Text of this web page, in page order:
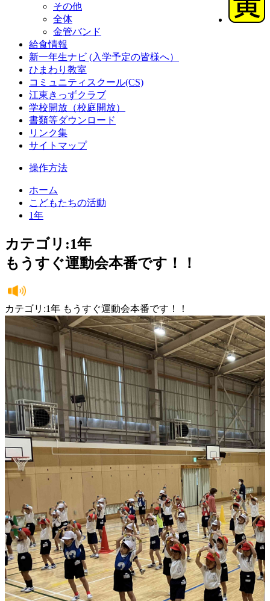
その他
全体
金管バンド
給食情報
新一年生ナビ (入学予定の皆様へ）
ひまわり教室
コミュニティスクール(CS)
江東きっずクラブ
学校開放（校庭開放）
書類等ダウンロード
リンク集
サイトマップ
操作方法
ホーム
こどもたちの活動
1年
カテゴリ:1年
もうすぐ運動会本番です！！
カテゴリ:1年 もうすぐ運動会本番です！！